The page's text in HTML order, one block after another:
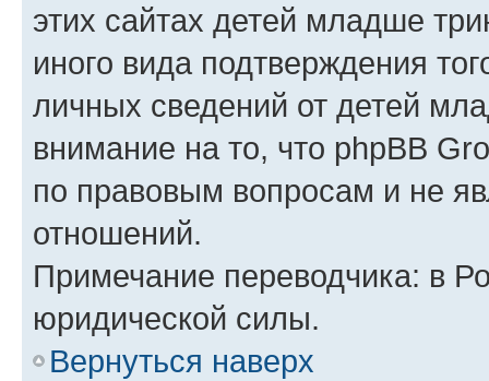
этих сайтах детей младше
иного вида подтверждения
личных сведений от детей
внимание на то, что phpBB
по правовым вопросам и не
отношений.
Примечание переводчика: в
юридической силы.
Вернуться наверх